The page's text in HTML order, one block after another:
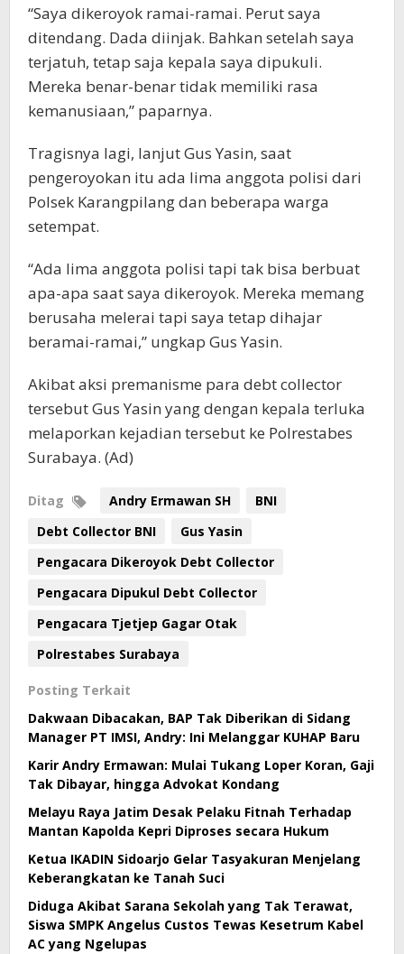
“Saya dikeroyok ramai-ramai. Perut saya
ditendang. Dada diinjak. Bahkan setelah saya
terjatuh, tetap saja kepala saya dipukuli.
Mereka benar-benar tidak memiliki rasa
kemanusiaan,” paparnya.
Tragisnya lagi, lanjut Gus Yasin, saat
pengeroyokan itu ada lima anggota polisi dari
Polsek Karangpilang dan beberapa warga
setempat.
“Ada lima anggota polisi tapi tak bisa berbuat
apa-apa saat saya dikeroyok. Mereka memang
berusaha melerai tapi saya tetap dihajar
beramai-ramai,” ungkap Gus Yasin.
Akibat aksi premanisme para debt collector
tersebut Gus Yasin yang dengan kepala terluka
melaporkan kejadian tersebut ke Polrestabes
Surabaya. (Ad)
Ditag Andry Ermawan SH
BNI
Debt Collector BNI
Gus Yasin
Pengacara Dikeroyok Debt Collector
Pengacara Dipukul Debt Collector
Pengacara Tjetjep Gagar Otak
Polrestabes Surabaya
Posting Terkait
Dakwaan Dibacakan, BAP Tak Diberikan di Sidang
Manager PT IMSI, Andry: Ini Melanggar KUHAP Baru
Karir Andry Ermawan: Mulai Tukang Loper Koran, Gaji
Tak Dibayar, hingga Advokat Kondang
Melayu Raya Jatim Desak Pelaku Fitnah Terhadap
Mantan Kapolda Kepri Diproses secara Hukum
Ketua IKADIN Sidoarjo Gelar Tasyakuran Menjelang
Keberangkatan ke Tanah Suci
Diduga Akibat Sarana Sekolah yang Tak Terawat,
Siswa SMPK Angelus Custos Tewas Kesetrum Kabel
AC yang Ngelupas